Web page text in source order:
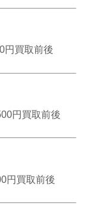
円買取前後
円買取前後
円買取前後